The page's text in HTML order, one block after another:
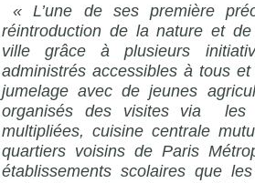
« L’une de ses première
réintroduction de la nature et de
ville grâce à plusieurs
administrés accessibles à tous
jumelage avec de jeunes
organisés des visites via les
multipliées, cuisine centrale
quartiers voisins de Paris
établissements scolaires que